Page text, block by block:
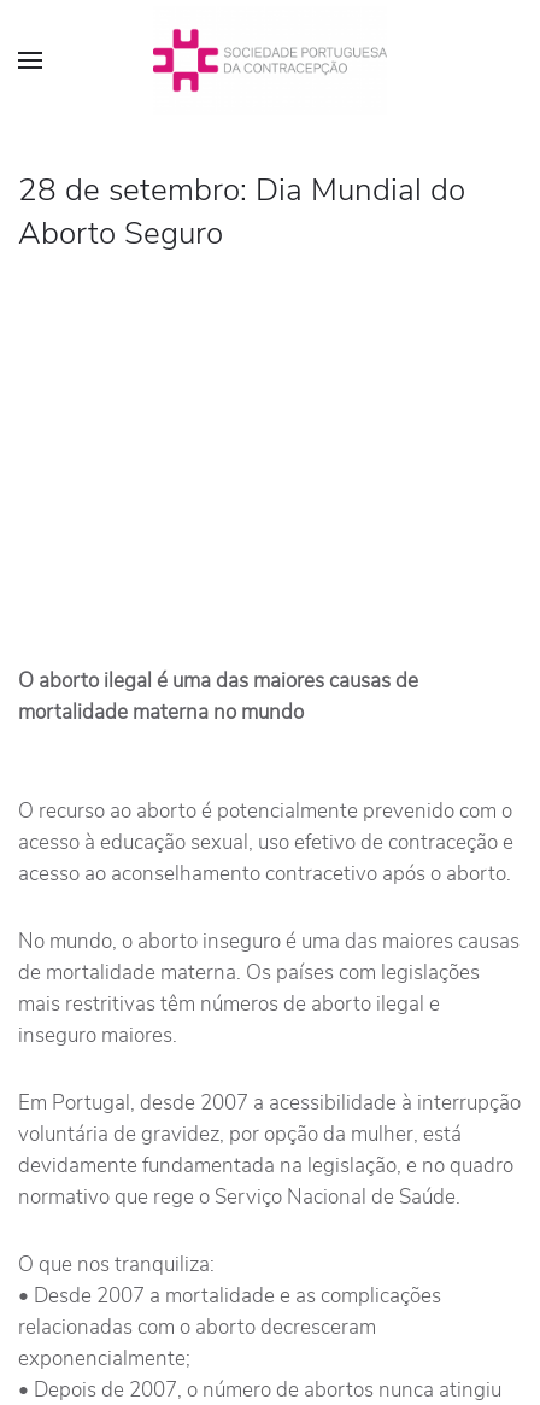
28 de setembro: Dia Mundial do
Aborto Seguro
O aborto ilegal é uma das maiores causas de
mortalidade materna no mundo
O recurso ao aborto é potencialmente prevenido com o
acesso à educação sexual, uso efetivo de contraceção e
acesso ao aconselhamento contracetivo após o aborto.
No mundo, o aborto inseguro é uma das maiores causas
de mortalidade materna. Os países com legislações
mais restritivas têm números de aborto ilegal e
inseguro maiores.
Em Portugal, desde 2007 a acessibilidade à interrupção
voluntária de gravidez, por opção da mulher, está
devidamente fundamentada na legislação, e no quadro
normativo que rege o Serviço Nacional de Saúde.
O que nos tranquiliza:
• Desde 2007 a mortalidade e as complicações
relacionadas com o aborto decresceram
exponencialmente;
• Depois de 2007, o número de abortos nunca atingiu